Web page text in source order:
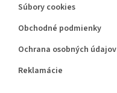
Súbory cookies
Obchodné podmienky
Ochrana osobných údajov
Reklamácie